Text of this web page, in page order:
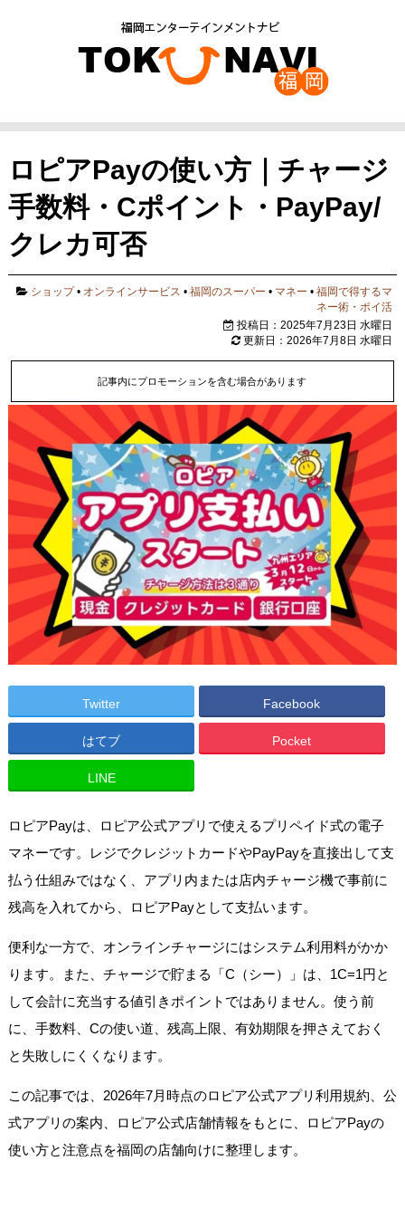
ロピアPayの使い方｜チャージ
手数料・Cポイント・PayPay/
クレカ可否
ショップ• オンラインサービス •福岡のスーパー • マネー •福岡で得するマ
ネー術・ポイ活
投稿日：2025年7月23日 水曜日
更新日：2026年7月8日 水曜日
記事内にプロモーションを含む場合があります
Twitter Facebook
はてブ Pocket
LINE
ロピアPayは、ロピア公式アプリで使えるプリペイド式の電子
マネーです。レジでクレジットカードやPayPayを直接出して支
払う仕組みではなく、アプリ内または店内チャージ機で事前に
残高を入れてから、ロピアPayとして支払います。
便利な一方で、オンラインチャージにはシステム利用料がかか
ります。また、チャージで貯まる「C（シー）」は、1C=1円と
して会計に充当する値引きポイントではありません。使う前
に、手数料、Cの使い道、残高上限、有効期限を押さえておく
と失敗しにくくなります。
この記事では、2026年7月時点のロピア公式アプリ利用規約、公
式アプリの案内、ロピア公式店舗情報をもとに、ロピアPayの
使い方と注意点を福岡の店舗向けに整理します。